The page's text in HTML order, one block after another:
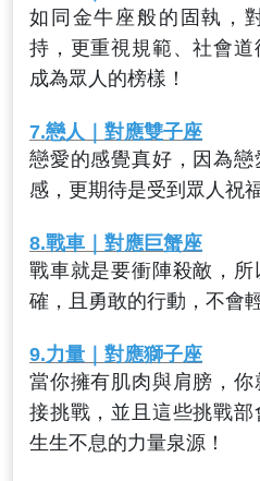
如同金牛座般的固執，
持，更重視規範、社會
成為眾人的榜樣！
7.戀人 ｜對應雙子座
戀愛的感覺真好，因為
感，更期待是受到眾人祝
8.戰車 ｜對應巨蟹座
戰車就是要衝陣殺敵，
確，且勇敢的行動，不會
9.力量 ｜對應獅子座
當你擁有肌肉與肩膀，
接挑戰，並且這些挑戰
生生不息的力量泉源！